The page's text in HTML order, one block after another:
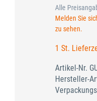
Alle
Melden Sie
zu sehen.
1 St.
Artikel-Nr.
Hersteller-